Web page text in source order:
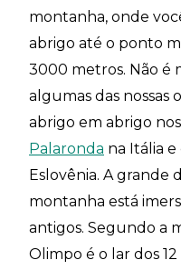
montanha, onde
abrigo até o ponto
3000 metros. Não é
algumas das nossas
abrigo em abrigo
Palaronda na Itália e
Eslovênia. A grande
montanha está
antigos. Segundo a
Olimpo é o lar dos